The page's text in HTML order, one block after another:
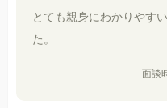
とても親身にわかりやす
た。
面談